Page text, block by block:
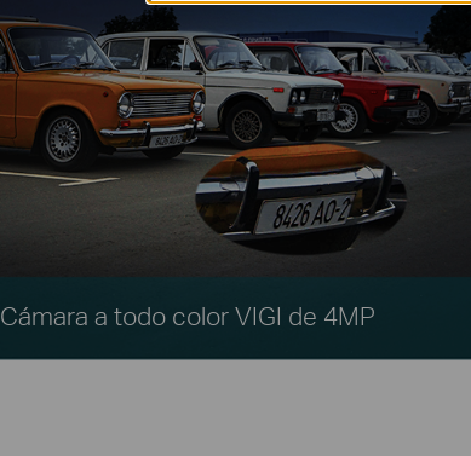
Cámara a todo color VIGI de 4MP